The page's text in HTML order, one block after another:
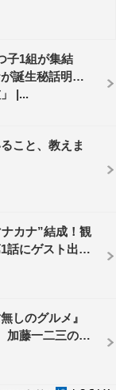
子1組が集結
誕生秘話明か
|...
こと、教えま
カナ”結成！観
話にゲスト出演
しのグルメ』
藤一二三のミ